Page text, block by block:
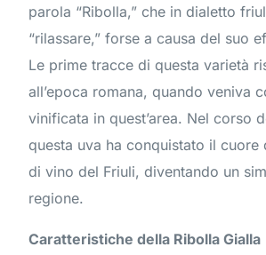
parola “Ribolla,” che in dialetto
“rilassare,” forse a causa del suo
Le prime tracce di questa varietà
all’epoca romana, quando veniva
vinificata in quest’area. Nel corso
questa uva ha conquistato il cuore
di vino del Friuli, diventando un
regione.
Caratteristiche della Ribolla Gialla